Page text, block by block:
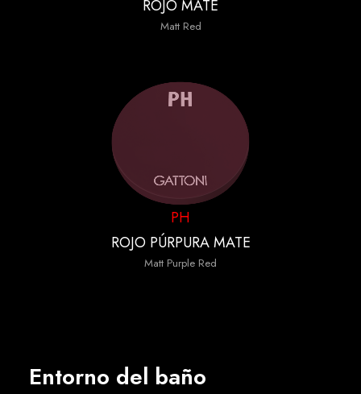
ROJO MATE
Matt Red
PH
ROJO PÚRPURA MATE
Matt Purple Red
Entorno del baño